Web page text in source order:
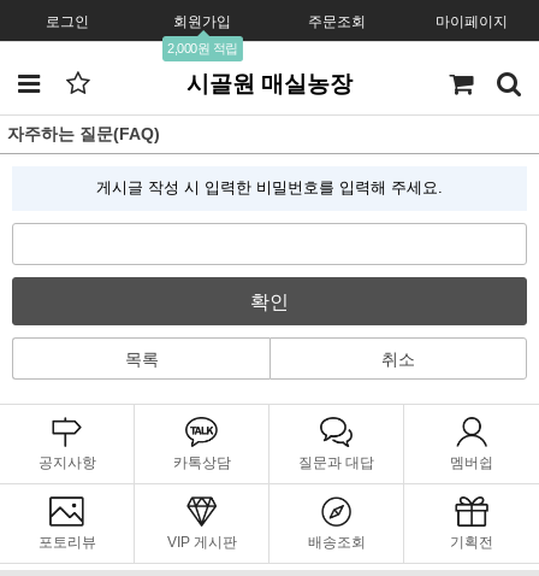
로그인 회원가입
2,000원 적립
주문조회 마이페이지
시골원 매실농장
자주하는 질문(FAQ)
게시글 작성 시 입력한 비밀번호를 입력해 주세요.
확인
목록 취소
공지사항 카톡상담 질문과 대답 멤버쉽
포토리뷰 VIP 게시판 배송조회 기획전